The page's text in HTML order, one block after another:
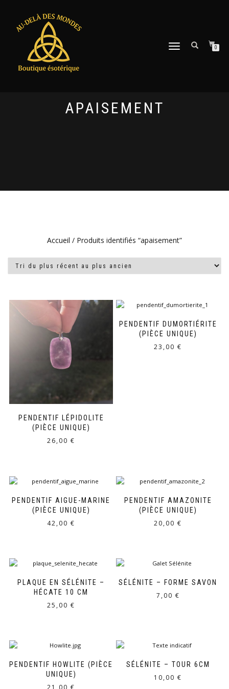
DÉPLIER
0
APAISEMENT
Accueil / Produits identifiés “apaisement”
PENDENTIF LÉPIDOLITE
(PIÈCE UNIQUE)
26,00 €
PENDENTIF DUMORTIÉRITE
(PIÈCE UNIQUE)
23,00 €
PENDENTIF AIGUE-MARINE
(PIÈCE UNIQUE)
42,00 €
PENDENTIF AMAZONITE
(PIÈCE UNIQUE)
20,00 €
PLAQUE EN SÉLÉNITE –
HÉCATE 10 CM
25,00 €
SÉLÉNITE – FORME SAVON
7,00 €
PENDENTIF HOWLITE (PIÈCE
UNIQUE)
SÉLÉNITE – TOUR 6CM
10,00 €